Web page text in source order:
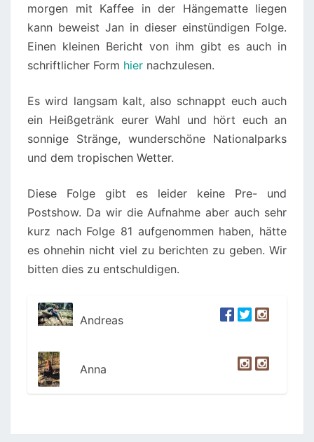
morgen mit Kaffee in der Hängematte liegen
kann beweist Jan in dieser einstündigen Folge.
Einen kleinen Bericht von ihm gibt es auch in
schriftlicher Form hier nachzulesen.
Es wird langsam kalt, also schnappt euch auch
ein Heißgetränk eurer Wahl und hört euch an
sonnige Stränge, wunderschöne Nationalparks
und dem tropischen Wetter.
Diese Folge gibt es leider keine Pre- und
Postshow. Da wir die Aufnahme aber auch sehr
kurz nach Folge 81 aufgenommen haben, hätte
es ohnehin nicht viel zu berichten zu geben. Wir
bitten dies zu entschuldigen.
Andreas
Anna